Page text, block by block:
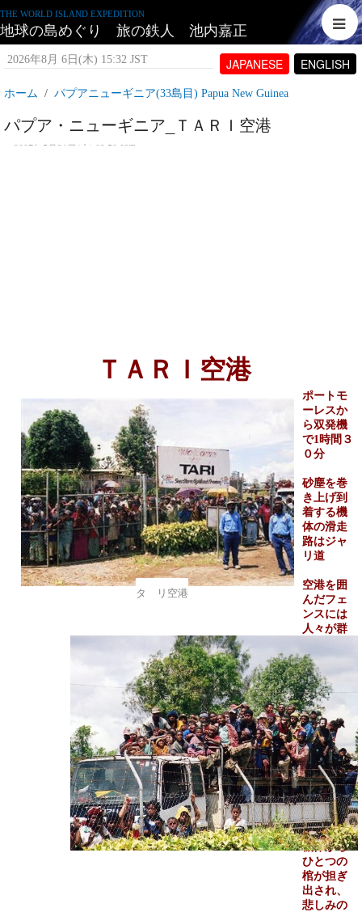
THE WORLD ISLAND EXPEDITION
地球の島めぐり 旅の鉄人 池内嘉正
JAPANESE ENGLISH
2026年8月 6日(木) 15:32 JST
ホーム パプアニューギニア(33島目) Papua New Guinea
パプア・ニューギニア_ＴＡＲＩ空港
2007年5月31日(木) 09:50 JST
タ リ空港
ポートモ
ーレスか
ら双発機
で1時間３
０分
砂塵を巻
き上げ到
着する機
体の滑走
路はジャ
リ道
空港を囲
んだフェ
ンスには
人々が群
な雰囲気
「ウオー
ン ウオ
ー」と叫
び声が響
き渡る
我々を歓
迎してい
るのとは
チョット
違うな！
機体から
ひとつの
棺が担ぎ
出され、
悲しみの
ＴＡＲＩ空港